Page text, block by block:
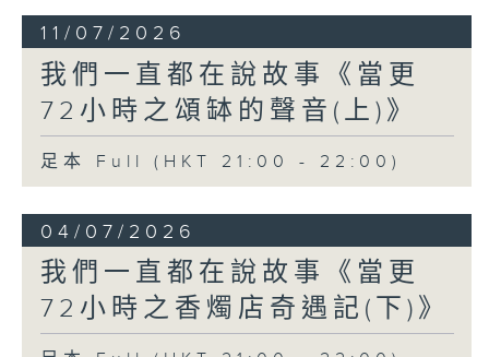
11/07/2026
我們一直都在說故事《當更
72小時之頌缽的聲音(上)》
足本 Full (HKT 21:00 - 22:00)
04/07/2026
我們一直都在說故事《當更
72小時之香燭店奇遇記(下)》